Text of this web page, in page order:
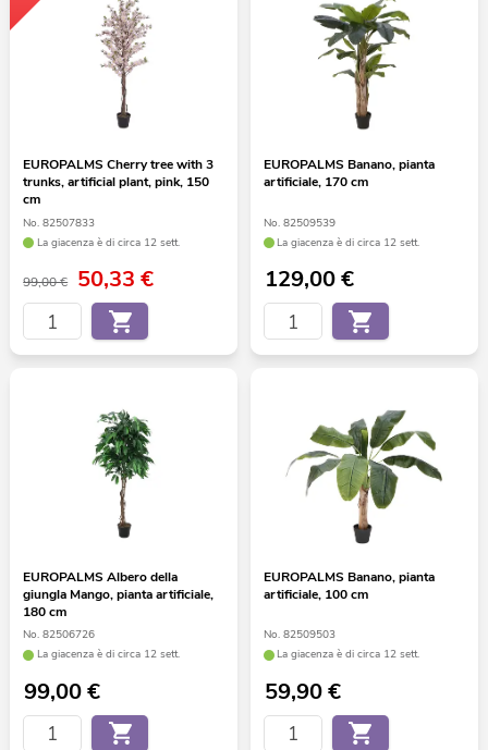
EUROPALMS Cherry tree with 3
trunks, artificial plant, pink, 150
cm
No. 82507833
La giacenza è di circa 12 sett.
99,00 € 50,33€
EUROPALMS Banano, pianta
artificiale, 170 cm
No. 82509539
La giacenza è di circa 12 sett.
129,00€
EUROPALMS Albero della
giungla Mango, pianta artificiale,
180 cm
No. 82506726
La giacenza è di circa 12 sett.
99,00€
EUROPALMS Banano, pianta
artificiale, 100 cm
No. 82509503
La giacenza è di circa 12 sett.
59,90€